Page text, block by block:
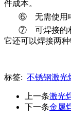
件成本。
⑥ 无需使用电
⑦ 可焊接的材
它还可以焊接两
标签: 不锈钢激光
上一条激光
下一条金属